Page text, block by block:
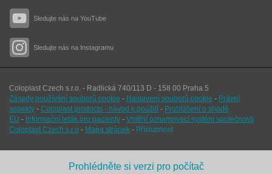
Sledujte nás na YouTube
Sledujte nás na Instagramu
Coloplast Czech s.r.o. - Radlická 740/113 D - 158 00 Praha 5
Zásady používání souborů cookie - Nastavení souborů cookie - Právní
aspekty - Coloplast products - návod k použití - Prohlášení o shodě
EU - Informační leták pro pacienty - Vnitřní oznamovací systém společnosti
Coloplast Czech s.r.o - Mapa stránek - Přístupnost
Prohlédněte si verzi pro počítač